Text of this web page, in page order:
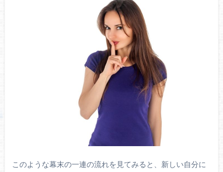
このような幕末の一連の流れを見てみると、新しい自分に